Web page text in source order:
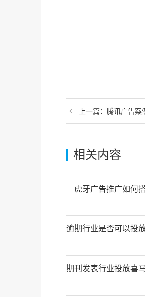
上一篇： 腾讯广告案
相关内容
虎牙广告推广如何